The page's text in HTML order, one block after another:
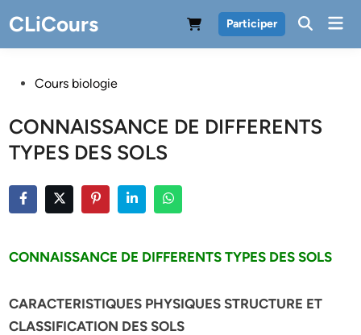
to
content
CLiCours Participer
PostedCours biologie
CONNAISSANCE DE DIFFERENTS
TYPES DES SOLS
CONNAISSANCE DE DIFFERENTS TYPES DES SOLS
CARACTERISTIQUES PHYSIQUES STRUCTURE ET
CLASSIFICATION DES SOLS